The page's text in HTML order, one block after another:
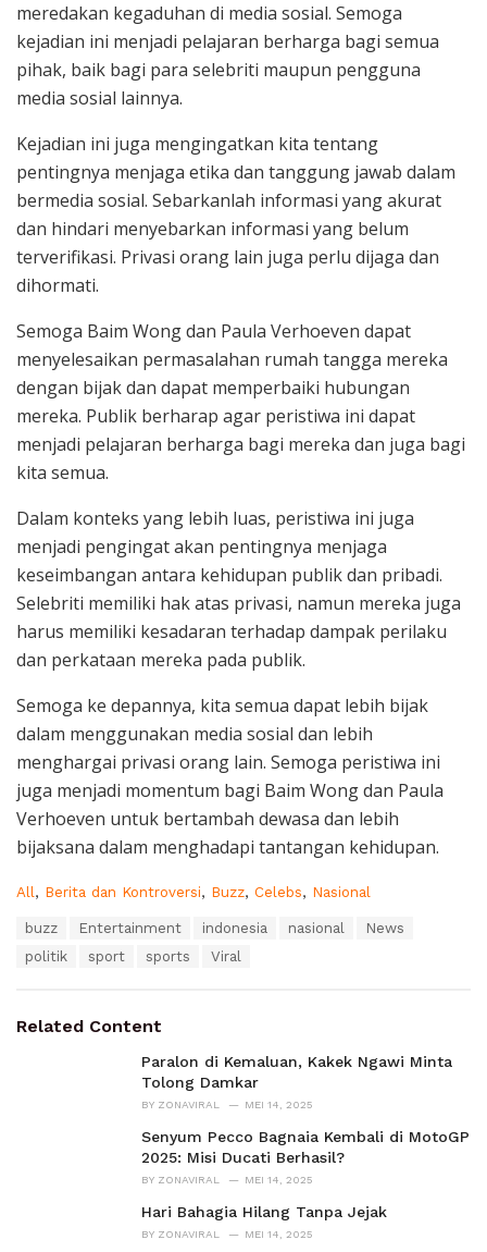
meredakan kegaduhan di media sosial. Semoga
kejadian ini menjadi pelajaran berharga bagi semua
pihak, baik bagi para selebriti maupun pengguna
media sosial lainnya.
Kejadian ini juga mengingatkan kita tentang
pentingnya menjaga etika dan tanggung jawab dalam
bermedia sosial. Sebarkanlah informasi yang akurat
dan hindari menyebarkan informasi yang belum
terverifikasi. Privasi orang lain juga perlu dijaga dan
dihormati.
Semoga Baim Wong dan Paula Verhoeven dapat
menyelesaikan permasalahan rumah tangga mereka
dengan bijak dan dapat memperbaiki hubungan
mereka. Publik berharap agar peristiwa ini dapat
menjadi pelajaran berharga bagi mereka dan juga bagi
kita semua.
Dalam konteks yang lebih luas, peristiwa ini juga
menjadi pengingat akan pentingnya menjaga
keseimbangan antara kehidupan publik dan pribadi.
Selebriti memiliki hak atas privasi, namun mereka juga
harus memiliki kesadaran terhadap dampak perilaku
dan perkataan mereka pada publik.
Semoga ke depannya, kita semua dapat lebih bijak
dalam menggunakan media sosial dan lebih
menghargai privasi orang lain. Semoga peristiwa ini
juga menjadi momentum bagi Baim Wong dan Paula
Verhoeven untuk bertambah dewasa dan lebih
bijaksana dalam menghadapi tantangan kehidupan.
C
i
All, Berita dan Kontroversi, Buzz, Celebs, Nasional
buzz Entertainment indonesia nasional
News
politik
sport sports Viral
Related Content
Paralon di Kemaluan, Kakek Ngawi Minta
Tolong Damkar
BY ZONAVIRAL MEI 14, 2025
Senyum Pecco Bagnaia Kembali di MotoGP
2025: Misi Ducati Berhasil?
BY ZONAVIRAL MEI 14, 2025
Hari Bahagia Hilang Tanpa Jejak
BY ZONAVIRAL MEI 14, 2025